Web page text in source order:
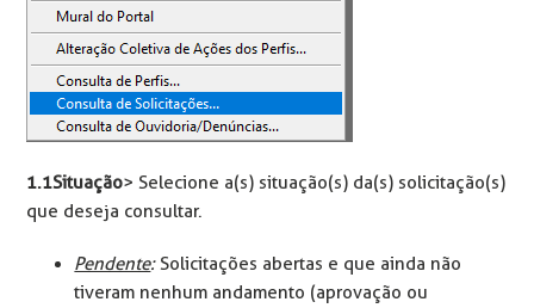
1.1 Situação> Selecione a(s) situação(s) da(s) solicitação(s)
que deseja consultar.
Pendente:Solicitações abertas e que ainda não
tiveram nenhum andamento (aprovação ou